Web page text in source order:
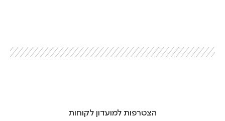
הצטרפות למועדון לקוחות